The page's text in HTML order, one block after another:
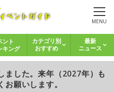
MENU
ント
キング
カテゴリ別
おすすめ
最新
ニュース
ました。来年（2027年）も
お願いします。